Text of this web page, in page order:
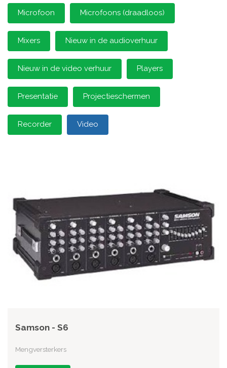
Microfoon Microfoons (draadloos)
Mixers Nieuw in de audioverhuur
Nieuw in de video verhuur Players
Presentatie Projectieschermen
Recorder Video
Samson - S6
Mengversterkers